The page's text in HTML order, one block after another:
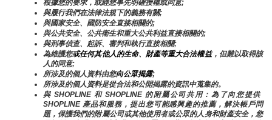
根據您的要求，或經您事先明確授權或同意;
與履行我們在法律法規下的義務有關;
與國家安全、國防安全直接相關的;
與公共安全、公共衛生和重大公共利益直接相關的;
與刑事偵查、起訴、審判和執行直接相關;
為維護您或任何其他人的生命、財產等重大合法權益，但難以取得該
人的同意;
所涉及的個人資料由您向公眾揭露;
所涉及的個人資料是從合法和公開揭露的資訊中蒐集的。
與 SHOPLINE 和 SHOPLINE 的附屬公司共用：為了向您提供
SHOPLINE 產品和服務，提出您可能感興趣的推薦，解決帳戶問
題，保護我們的附屬公司或其他使用者或公眾的人身和財產安全，您